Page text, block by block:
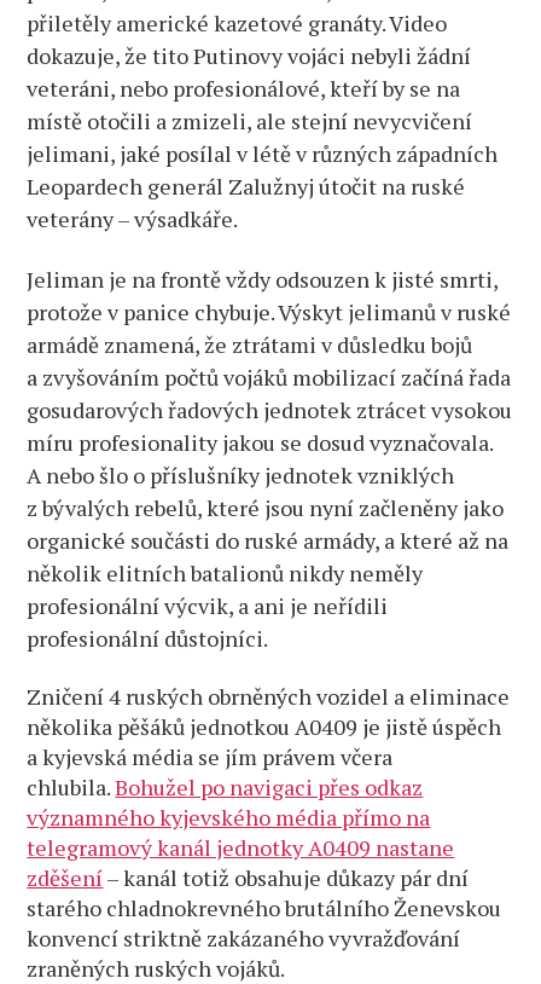
přiletěly americké kazetové granáty. Video
dokazuje, že tito Putinovy vojáci nebyli žádní
veteráni, nebo profesionálové, kteří by se na
místě otočili a zmizeli, ale stejní nevycvičení
jelimani, jaké posílal v létě v různých západních
Leopardech generál Zalužnyj útočit na ruské
veterány – výsadkáře.
Jeliman je na frontě vždy odsouzen k jisté smrti,
protože v panice chybuje. Výskyt jelimanů v ruské
armádě znamená, že ztrátami v důsledku bojů
a zvyšováním počtů vojáků mobilizací začíná řada
gosudarových řadových jednotek ztrácet vysokou
míru profesionality jakou se dosud vyznačovala.
A nebo šlo o příslušníky jednotek vzniklých
z bývalých rebelů, které jsou nyní začleněny jako
organické součásti do ruské armády, a které až na
několik elitních batalionů nikdy neměly
profesionální výcvik, a ani je neřídili
profesionální důstojníci.
Zničení 4 ruských obrněných vozidel a eliminace
několika pěšáků jednotkou A0409 je jistě úspěch
a kyjevská média se jím právem včera
chlubila.Bohužel po navigaci přes odkaz
významného kyjevského média přímo na
telegramový kanál jednotky A0409 nastane
zděšení– kanál totiž obsahuje důkazy pár dní
starého chladnokrevného brutálního Ženevskou
konvencí striktně zakázaného vyvražďování
zraněných ruských vojáků.